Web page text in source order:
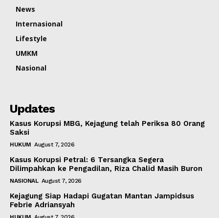
News
Internasional
Lifestyle
UMKM
Nasional
Updates
Kasus Korupsi MBG, Kejagung telah Periksa 80 Orang
Saksi
HUKUM August 7, 2026
Kasus Korupsi Petral: 6 Tersangka Segera
Dilimpahkan ke Pengadilan, Riza Chalid Masih Buron
NASIONAL August 7, 2026
Kejagung Siap Hadapi Gugatan Mantan Jampidsus
Febrie Adriansyah